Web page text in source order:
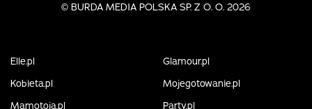
© BURDA MEDIA POLSKA SP. Z O. O. 2026
Elle.pl
Glamour.pl
Kobieta.pl
Mojegotowanie.pl
Mamotoja.pl
Party.pl